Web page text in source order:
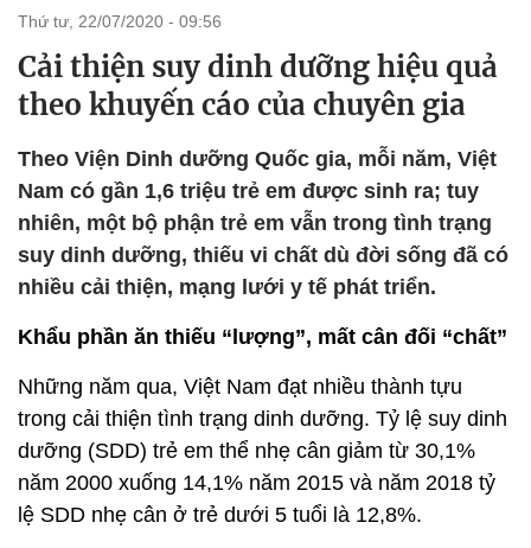
thứ tư, 22/07/2020 - 09:56
Cải thiện suy dinh dưỡng hiệu quả
theo khuyến cáo của chuyên gia
Theo Viện Dinh dưỡng Quốc gia, mỗi năm, Việt
Nam có gần 1,6 triệu trẻ em được sinh ra; tuy
nhiên, một bộ phận trẻ em vẫn trong tình trạng
suy dinh dưỡng, thiếu vi chất dù đời sống đã có
nhiều cải thiện, mạng lưới y tế phát triển.
Khẩu phần ăn thiếu “lượng”, mất cân đối “chất”
Những năm qua, Việt Nam đạt nhiều thành tựu
trong cải thiện tình trạng dinh dưỡng. Tỷ lệ suy dinh
dưỡng (SDD) trẻ em thể nhẹ cân giảm từ 30,1%
năm 2000 xuống 14,1% năm 2015 và năm 2018 tỷ
lệ SDD nhẹ cân ở trẻ dưới 5 tuổi là 12,8%.